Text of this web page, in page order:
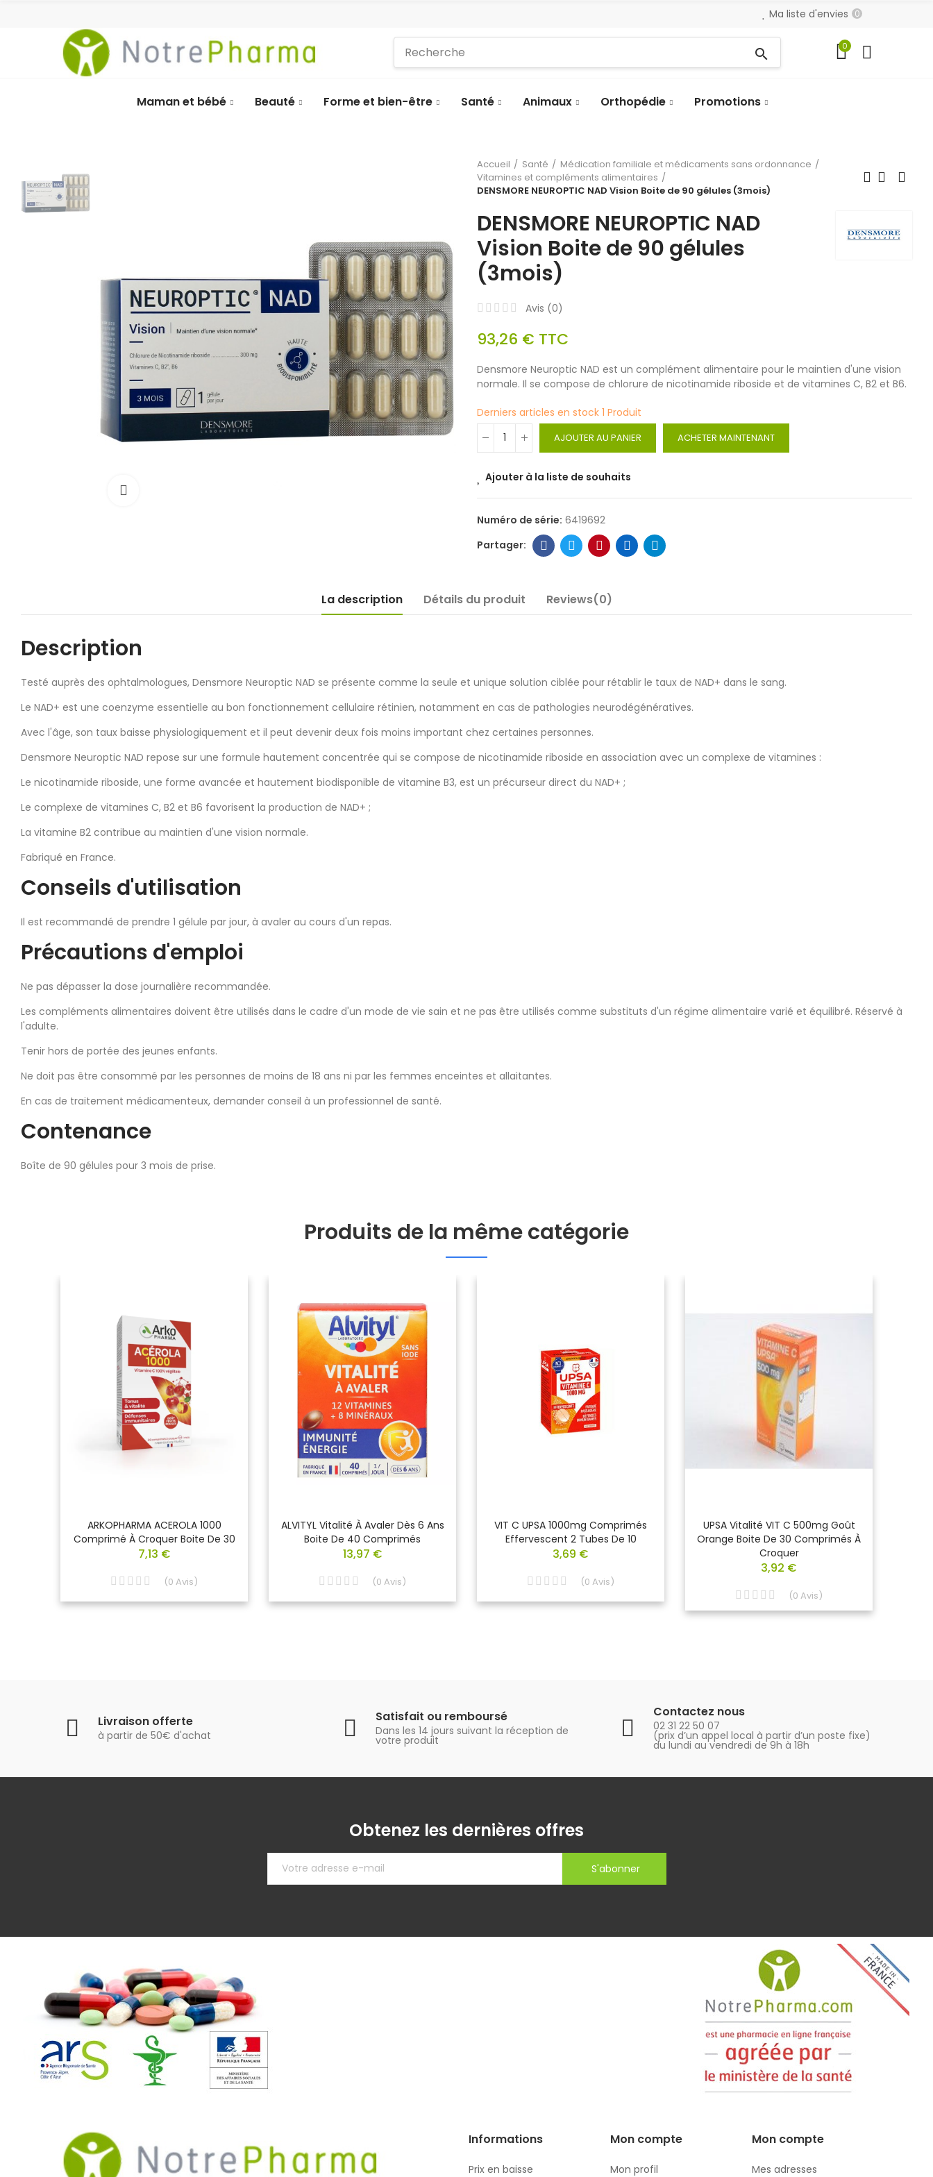
Ma liste d'envies 0
search 0
Maman et bébé Beauté Forme et bien-être Santé Animaux Orthopédie Promotions
Accueil Santé
Médication familiale et médicaments sans ordonnance
Vitamines et compléments alimentaires
DENSMORE NEUROPTIC NAD Vision Boite de 90 gélules (3mois)
DENSMORE NEUROPTIC NAD
Vision Boite de 90 gélules
(3mois)
Avis (0)
93,26 € TTC
Densmore Neuroptic NAD est un complément alimentaire pour le maintien d'une vision
normale. Il se compose de chlorure de nicotinamide riboside et de vitamines C, B2 et B6.
Derniers articles en stock 1 Produit
AJOUTER AU PANIER ACHETER MAINTENANT
Ajouter à la liste de souhaits
Numéro de série: 6419692
La description Détails du produit Reviews(0)
Description
Testé auprès des ophtalmologues, Densmore Neuroptic NAD se présente comme la seule et unique solution ciblée pour rétablir le taux de NAD+ dans le sang.
Le NAD+ est une coenzyme essentielle au bon fonctionnement cellulaire rétinien, notamment en cas de pathologies neurodégénératives.
Avec l'âge, son taux baisse physiologiquement et il peut devenir deux fois moins important chez certaines personnes.
Densmore Neuroptic NAD repose sur une formule hautement concentrée qui se compose de nicotinamide riboside en association avec un complexe de vitamines :
Le nicotinamide riboside, une forme avancée et hautement biodisponible de vitamine B3, est un précurseur direct du NAD+ ;
Le complexe de vitamines C, B2 et B6 favorisent la production de NAD+ ;
La vitamine B2 contribue au maintien d'une vision normale.
Fabriqué en France.
Conseils d'utilisation
Il est recommandé de prendre 1 gélule par jour, à avaler au cours d'un repas.
Précautions d'emploi
Ne pas dépasser la dose journalière recommandée.
Les compléments alimentaires doivent être utilisés dans le cadre d'un mode de vie sain et ne pas être utilisés comme substituts d'un régime alimentaire varié et équilibré. Réservé à
l'adulte.
Tenir hors de portée des jeunes enfants.
Ne doit pas être consommé par les personnes de moins de 18 ans ni par les femmes enceintes et allaitantes.
En cas de traitement médicamenteux, demander conseil à un professionnel de santé.
Contenance
Boîte de 90 gélules pour 3 mois de prise.
Produits de la même catégorie
ARKOPHARMA ACEROLA 1000
Comprimé À Croquer Boite De 30
7,13 €
(0 Avis)
ALVITYL Vitalité À Avaler Dès 6 Ans
Boite De 40 Comprimés
13,97 €
(0 Avis)
VIT C UPSA 1000mg Comprimés
Effervescent 2 Tubes De 10
3,69 €
(0 Avis)
UPSA Vitalité VIT C 500mg Goût
Orange Boite De 30 Comprimés À
Croquer
3,92 €
(0 Avis)
Livraison offerte
à partir de 50€ d'achat
Satisfait ou remboursé
Dans les 14 jours suivant la réception de
votre produit
Contactez nous
02 31 22 50 07
(prix d’un appel local à partir d’un poste fixe)
du lundi au vendredi de 9h à 18h
Obtenez les dernières offres
S'abonner
Informations
Prix en baisse
Mon compte
Mon profil
Mon compte
Mes adresses